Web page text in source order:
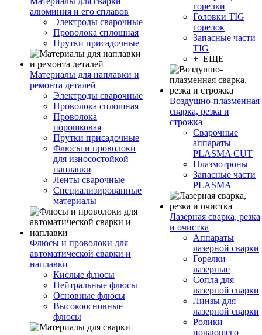
алюминия и его сплавов
Электроды сварочные
Проволока сплошная
Прутки присадочные
Материалы для наплавки и
ремонта деталей
Электроды сварочные
Проволока сплошная
Проволока
порошковая
Прутки присадочные
Флюсы и проволоки
для износостойкой
наплавки
Ленты сварочные
Специализированные
материалы
Флюсы и проволоки для
автоматической сварки и
наплавки
Кислые флюсы
Нейтральные флюсы
Основные флюсы
Высокоосновные
флюсы
горелки
Головки TIG
горелок
Запасные части
TIG
+ ЕЩЕ
Воздушно-плазменная
сварка, резка и
строжка
Сварочные
аппараты
PLASMA CUT
Плазмотроны
Запасные части
PLASMA
Лазерная сварка, резка
и очистка
Аппараты
лазерной сварки
Горелки
лазерные
Сопла для
лазерной сварки
Линзы для
лазерной сварки
Ролики
подающего